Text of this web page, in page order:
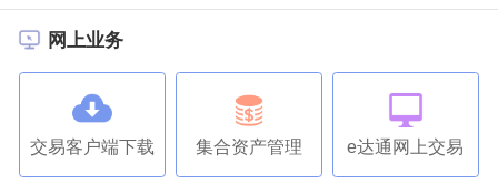
网上业务
交易客户端下载 集合资产管理 e达通网上交易